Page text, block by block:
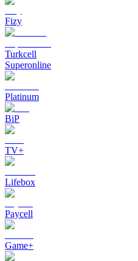
Fizy
Turkcell
Superonline
Platinum
BiP
TV+
Lifebox
Paycell
Game+